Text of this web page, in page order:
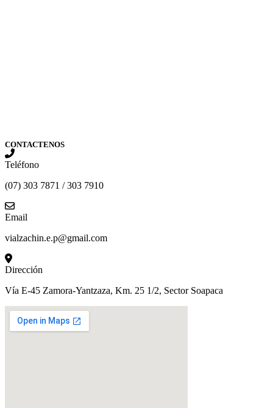
CONTACTENOS
Teléfono
(07) 303 7871 / 303 7910
Email
vialzachin.e.p@gmail.com
Dirección
Vía E-45 Zamora-Yantzaza, Km. 25 1/2, Sector Soapaca